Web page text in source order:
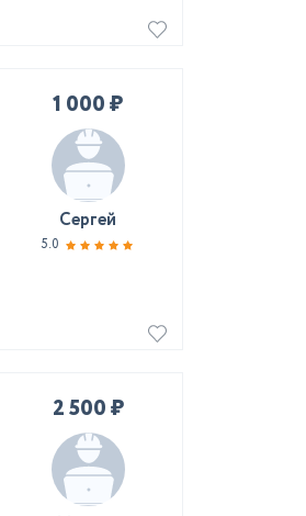
1 000 ₽
Сергей
5.0
2 500 ₽